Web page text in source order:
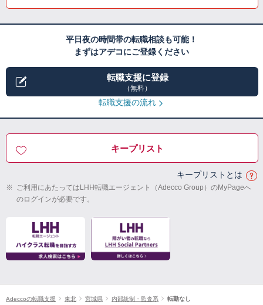
平日夜の時間帯の転職相談も可能！
まずはアデコにご登録ください
転職支援に登録
（無料）
転職支援の流れ
キープリスト
キープリストとは
※ ご利用にあたってはLHH転職エージェント（Adecco Group）のMyPageへ
のログインが必要です。
Adeccoの転職支援 東北 宮城県 内部統制・監査系 転勤なし